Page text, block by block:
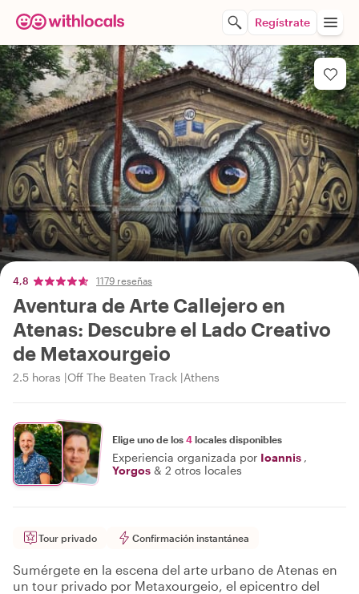
Regístrate
4,8 1179 reseñas
Aventura de Arte Callejero en
Atenas: Descubre el Lado Creativo
de Metaxourgeio
2.5 horas Off The Beaten Track Athens
Elige uno de los 4 locales disponibles
Experiencia organizada por Ioannis ,
Yorgos & 2 otros locales
Tour privado Confirmación instantánea
Sumérgete en la escena del arte urbano de Atenas en
un tour privado por Metaxourgeio, el epicentro del